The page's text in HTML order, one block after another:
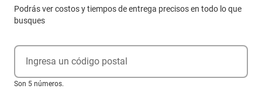
Podrás ver costos y tiempos de entrega precisos en todo lo que
busques
Ingresa un código postal
Son 5 números.
Ejerce tus derechos ARCO
Términos y condiciones